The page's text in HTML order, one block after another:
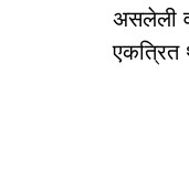
असलेली
एकत्रित